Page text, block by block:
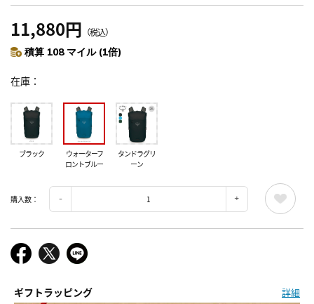
11,880円 （税込）
積算 108 マイル (1倍)
在庫
ブラック
ウォーターフ
ロントブルー
タンドラグリ
ーン
購入数：
ギフトラッピング 詳細